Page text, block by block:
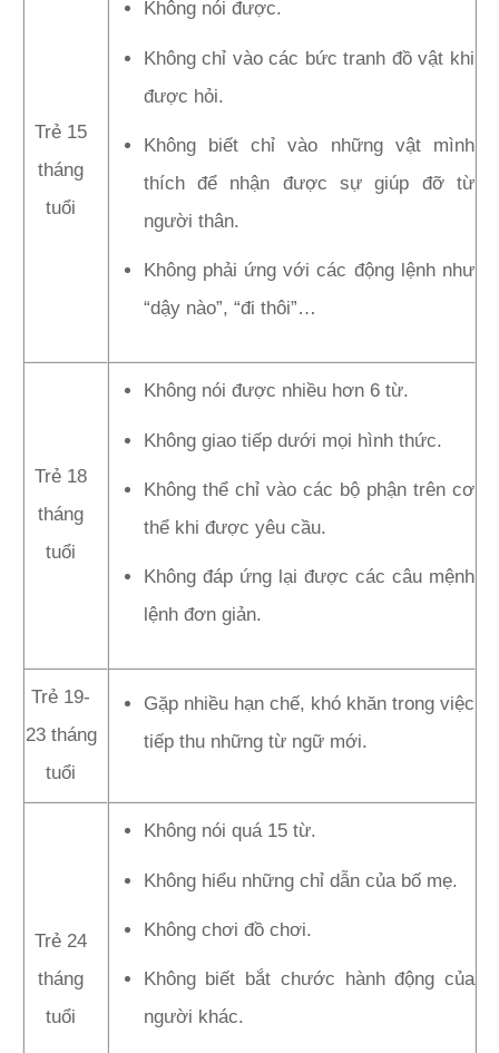
Trẻ 15
tháng
tuổi
Không nói được.
Không chỉ vào các bức tranh đồ vật khi
được hỏi.
Không biết chỉ vào những vật mình
thích để nhận được sự giúp đỡ từ
người thân.
Không phải ứng với các động lệnh như
“dậy nào”, “đi thôi”…
Trẻ 18
tháng
tuổi
Không nói được nhiều hơn 6 từ.
Không giao tiếp dưới mọi hình thức.
Không thể chỉ vào các bộ phận trên cơ
thể khi được yêu cầu.
Không đáp ứng lại được các câu mệnh
lệnh đơn giản.
Trẻ 19-
23 tháng
tuổi
Gặp nhiều hạn chế, khó khăn trong việc
tiếp thu những từ ngữ mới.
Trẻ 24
tháng
tuổi
Không nói quá 15 từ.
Không hiểu những chỉ dẫn của bố mẹ.
Không chơi đồ chơi.
Không biết bắt chước hành động của
người khác.